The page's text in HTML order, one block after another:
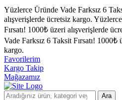
Yüzlerce Üründe Vade Farksız 6
alışverişlerde ücretsiz kargo.
Fırsatı! 1000₺ üzeri alışverişlerde
Vade Farksız 6 Taksit Fırsatı! 1000₺
kargo.
Favorilerim
Kargo Takip
Mağazamız
Ara